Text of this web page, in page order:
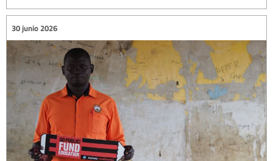
30 junio 2026